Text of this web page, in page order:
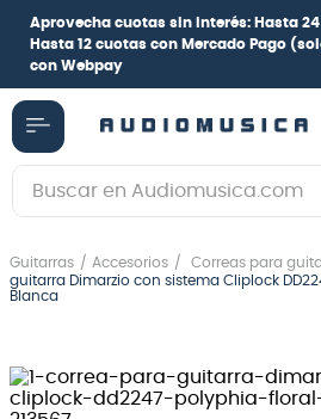
Aprovecha cuotas sin interés: Hasta
Hasta 12 cuotas con Mercado Pago
con Webpay
Buscar en Audiomusica.com
Guitarras Accesorios Correas para
guitarra Dimarzio con sistema Cliplock
Blanca
1.
guitarra electrica
4.
pioneerdj